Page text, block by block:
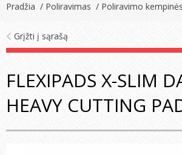
Pradžia / Poliravimas / Poliravimo kempinės
Grįžti į sąrašą
FLEXIPADS X-SLIM
HEAVY CUTTING